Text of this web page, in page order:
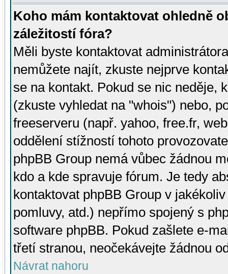
Koho mám kontaktovat ohledně
záležitostí fóra?
Měli byste kontaktovat
nemůžete najít, zkuste nejprve
se na kontakt. Pokud se nic neděje,
(zkuste vyhledat na "whois") nebo,
freeserveru (např. yahoo, free.fr,
oddělení stížností tohoto
phpBB Group nemá vůbec žádnou
kdo a kde spravuje fórum. Je tedy
kontaktovat phpBB Group v
pomluvy, atd.) nepřímo spojený s
software phpBB. Pokud zašlete e-
třetí stranou, neočekávejte žádnou
Návrat nahoru